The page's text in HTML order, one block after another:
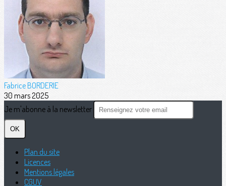
Fabrice BORDERIE
30 mars 2025
Je m'abonne à la newsletter
OK
Plan du site
Licences
Mentions légales
CGUV